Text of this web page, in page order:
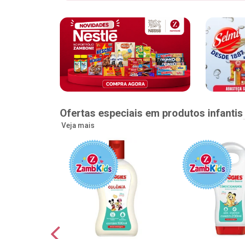
Ofertas especiais em produtos infantis
Veja mais